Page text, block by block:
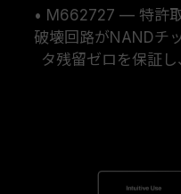
• M662727 — 特許
破壊回路がNANDチ
タ残留ゼロを保証